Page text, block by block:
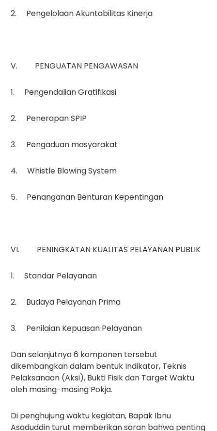
2. Pengelolaan Akuntabilitas Kinerja
V. PENGUATAN PENGAWASAN
1. Pengendalian Gratifikasi
2. Penerapan SPIP
3. Pengaduan masyarakat
4. Whistle Blowing System
5. Penanganan Benturan Kepentingan
VI. PENINGKATAN KUALITAS PELAYANAN PUBLIK
1. Standar Pelayanan
2. Budaya Pelayanan Prima
3. Penilaian Kepuasan Pelayanan
Dan selanjutnya 6 komponen tersebut
dikembangkan dalam bentuk Indikator, Teknis
Pelaksanaan (Aksi), Bukti Fisik dan Target Waktu
oleh masing-masing Pokja.
Di penghujung waktu kegiatan, Bapak Ibnu
Asaduddin turut memberikan saran bahwa penting